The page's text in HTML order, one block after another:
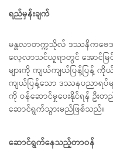
ရည်မှန်းချက်
မန္တလာတက္ကသိုလ် ဒဿနိကဗေဒဌ
လေ့လာသင်ယူရာတွင် အောင်မြ
များကို ကျယ်ကျယ်ပြန့်ပြန့်
ကျယ်ပြန့်သော ဒဿနပညာရ
ကို ဝန်ဆောင်မှုပေးနိုင်ရန် ဦး
ဆောင်ရွက်သွားမည်ဖြစ်သည်။
ဆောင်ရွက်နေသည့်တာဝန်